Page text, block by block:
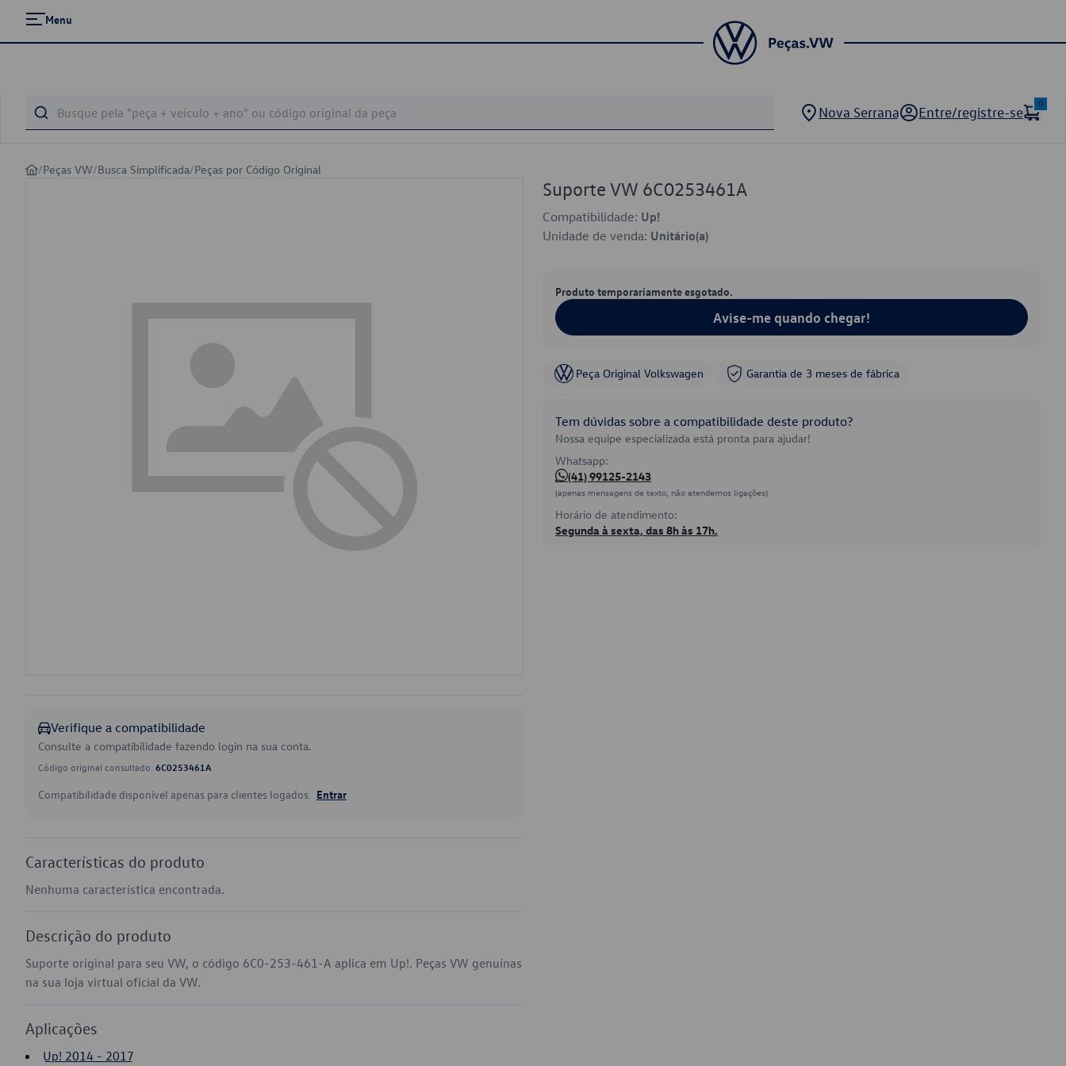
Menu
Nova Serrana Entre/registre-se
0
/Peças VW/Busca Simplificada/Peças por Código Original
Verifique a compatibilidade
Consulte a compatibilidade fazendo login na sua conta.
Código original consultado: 6C0253461A
Compatibilidade disponível apenas para clientes logados. Entrar
Características do produto
Nenhuma característica encontrada.
Descrição do produto
Suporte original para seu VW, o código 6C0-253-461-A aplica em Up!. Peças VW genuínas
na sua loja virtual oficial da VW.
Aplicações
Up! 2014 - 2017
Suporte VW 6C0253461A
Compatibilidade: Up!
Unidade de venda: Unitário(a)
Produto temporariamente esgotado.
Avise-me quando chegar!
Peça Original Volkswagen Garantia de 3 meses de fábrica
Tem dúvidas sobre a compatibilidade deste produto?
Nossa equipe especializada está pronta para ajudar!
Whatsapp:
(41) 99125-2143
(apenas mensagens de texto, não atendemos ligações)
Horário de atendimento:
Segunda à sexta, das 8h às 17h.